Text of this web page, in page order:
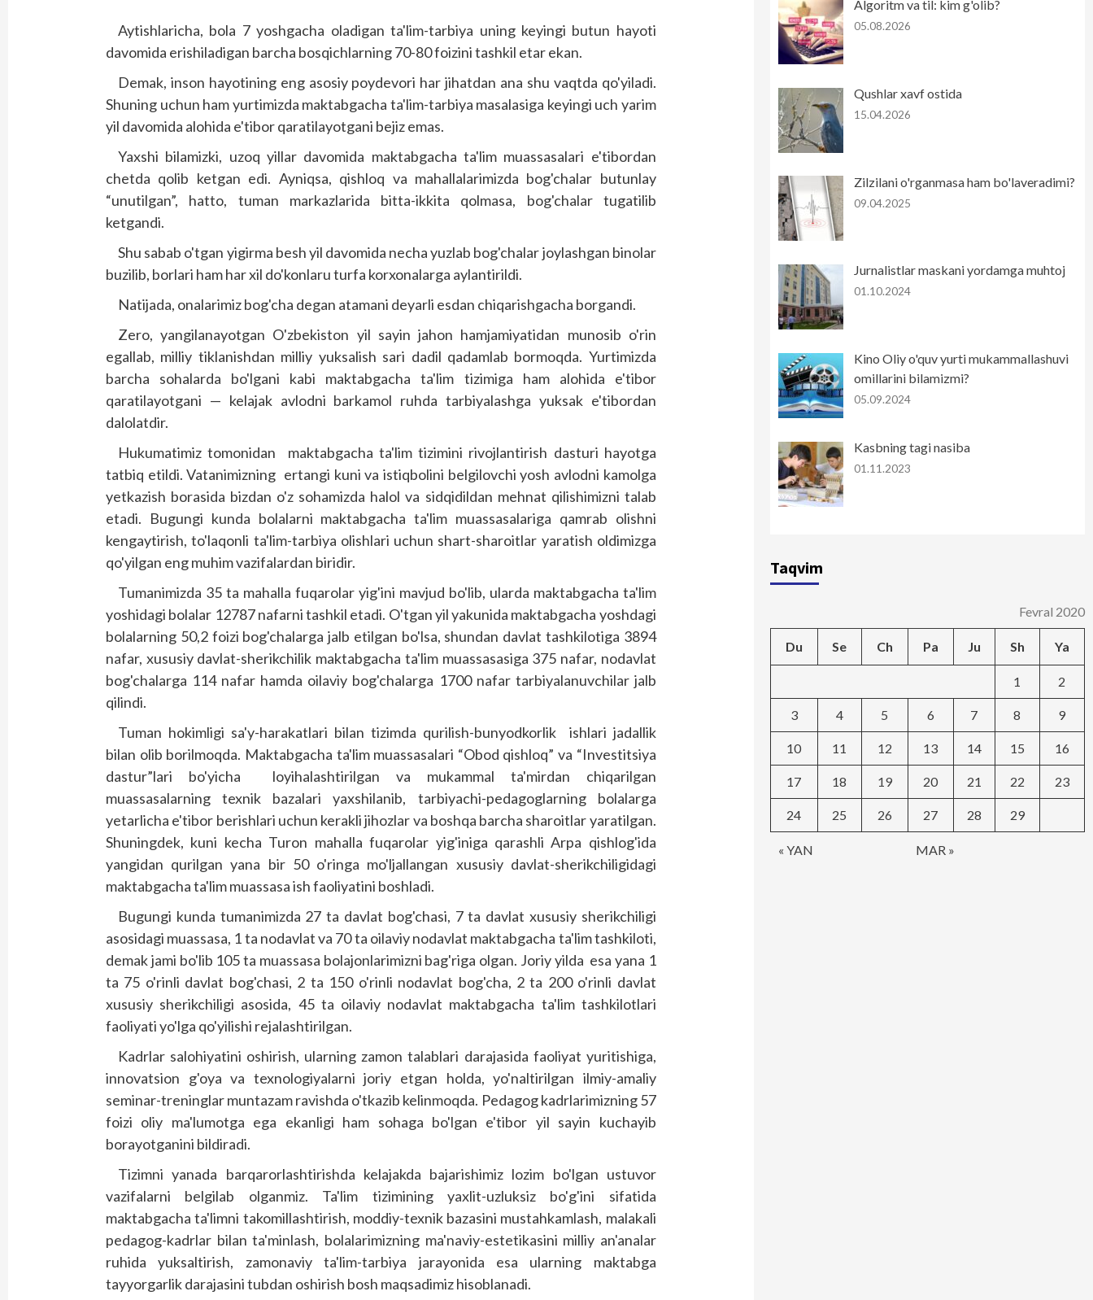
Aytishlaricha, bola 7 yoshgacha oladigan ta'lim-tarbiya uning keyingi butun hayoti
davomida erishiladigan barcha bosqichlarning 70-80 foizini tashkil etar ekan.
Demak, inson hayotining eng asosiy poydevori har jihatdan ana shu vaqtda qo'yiladi.
Shuning uchun ham yurtimizda maktabgacha ta'lim-tarbiya masalasiga keyingi uch yarim
yil davomida alohida e'tibor qaratilayotgani bejiz emas.
Yaxshi bilamizki, uzoq yillar davomida maktabgacha ta'lim muassasalari e'tibordan
chetda qolib ketgan edi. Ayniqsa, qishloq va mahallalarimizda bog'chalar butunlay
“unutilgan”, hatto, tuman markazlarida bitta-ikkita qolmasa, bog'chalar tugatilib
ketgandi.
Shu sabab o'tgan yigirma besh yil davomida necha yuzlab bog'chalar joylashgan binolar
buzilib, borlari ham har xil do'konlaru turfa korxonalarga aylantirildi.
Natijada, onalarimiz bog'cha degan atamani deyarli esdan chiqarishgacha borgandi.
Zero, yangilanayotgan O'zbekiston yil sayin jahon hamjamiyatidan munosib o'rin
egallab, milliy tiklanishdan milliy yuksalish sari dadil qadamlab bormoqda. Yurtimizda
barcha sohalarda bo'lgani kabi maktabgacha ta'lim tizimiga ham alohida e'tibor
qaratilayotgani — kelajak avlodni barkamol ruhda tarbiyalashga yuksak e'tibordan
dalolatdir.
Hukumatimiz tomonidan maktabgacha ta'lim tizimini rivojlantirish dasturi hayotga
tatbiq etildi. Vatanimizning ertangi kuni va istiqbolini belgilovchi yosh avlodni kamolga
yetkazish borasida bizdan o'z sohamizda halol va sidqidildan mehnat qilishimizni talab
etadi. Bugungi kunda bolalarni maktabgacha ta'lim muassasalariga qamrab olishni
kengaytirish, to'laqonli ta'lim-tarbiya olishlari uchun shart-sharoitlar yaratish oldimizga
qo'yilgan eng muhim vazifalardan biridir.
Tumanimizda 35 ta mahalla fuqarolar yig'ini mavjud bo'lib, ularda maktabgacha ta'lim
yoshidagi bolalar 12787 nafarni tashkil etadi. O'tgan yil yakunida maktabgacha yoshdagi
bolalarning 50,2 foizi bog'chalarga jalb etilgan bo'lsa, shundan davlat tashkilotiga 3894
nafar, xususiy davlat-sherikchilik maktabgacha ta'lim muassasasiga 375 nafar, nodavlat
bog'chalarga 114 nafar hamda oilaviy bog'chalarga 1700 nafar tarbiyalanuvchilar jalb
qilindi.
Tuman hokimligi sa'y-harakatlari bilan tizimda qurilish-bunyodkorlik ishlari jadallik
bilan olib borilmoqda. Maktabgacha ta'lim muassasalari “Obod qishloq” va “Investitsiya
das­tur”lari bo'yicha loyihalashtirilgan va mukammal ta'mirdan chiqarilgan
muassasalarning texnik bazalari yaxshilanib, tarbiyachi-pedagoglarning bolalarga
yetarlicha e'tibor berishlari uchun kerakli jihozlar va boshqa barcha sharoitlar yaratilgan.
Shuningdek, kuni kecha Turon mahalla fuqarolar yig'iniga qarashli Arpa qishlog'ida
yangidan qurilgan yana bir 50 o'ringa mo'ljallangan xususiy davlat-sherikchiligidagi
maktabgacha ta'lim muassasa ish faoliyatini boshladi.
Bugungi kunda tumanimizda 27 ta davlat bog'chasi, 7 ta davlat xususiy sherikchiligi
asosidagi muassasa, 1 ta nodavlat va 70 ta oilaviy nodav­lat maktabgacha ta'lim tashkiloti,
demak jami bo'lib 105 ta muassasa bolajonlarimizni bag'riga olgan. Joriy yilda esa yana 1
ta 75 o'rinli davlat bog'chasi, 2 ta 150 o'rinli nodavlat bog'cha, 2 ta 200 o'rinli davlat
xususiy sherikchiligi asosida, 45 ta oilaviy nodavlat maktabgacha ta'lim tashkilotlari
faoliyati yo'lga qo'yilishi rejalashtirilgan.
Kadrlar salohiyatini oshirish, ularning zamon talablari darajasida fao­liyat yuritishiga,
innovatsion g'oya va texnologiyalarni joriy etgan holda, yo'naltirilgan ilmiy-amaliy
seminar-treninglar muntazam ravishda o'tkazib kelinmoqda. Pedagog kadrlarimizning 57
foizi oliy ma'lumotga ega ekanligi ham sohaga bo'lgan e'tibor yil sayin kuchayib
borayotganini bildiradi.
Tizimni yanada barqarorlashtirishda kelajakda bajarishimiz lozim bo'lgan ustuvor
vazifalarni belgilab olganmiz. Ta'lim tizimining yaxlit-uzluksiz bo'g'ini sifatida
maktabgacha ta'limni takomillashtirish, moddiy-texnik bazasini mustahkamlash, malakali
pedagog-kadrlar bilan ta'minlash, bolalarimizning ma'naviy-es­tetikasini milliy an'analar
ruhida yuksaltirish, zamonaviy ta'lim-tarbiya jarayonida esa ularning maktabga
tayyorgarlik darajasini tubdan oshirish bosh maqsadimiz hisoblanadi.
Algoritm va til: kim g'olib?
05.08.2026
Qushlar xavf ostida
15.04.2026
Zilzilani o'rganmasa ham bo'laveradimi?
09.04.2025
Jurnalistlar maskani yordamga muhtoj
01.10.2024
Kino Oliy o'quv yurti mukammallashuvi
omillarini bilamizmi?
05.09.2024
Kasbning tagi nasiba
01.11.2023
Taqvim
Fevral 2020
Du Se Ch Pa Ju Sh Ya
« YAN MAR »
1 2
3 4 5 6 7 8 9
10 11 12 13 14 15 16
17 18 19 20 21 22 23
24 25 26 27 28 29